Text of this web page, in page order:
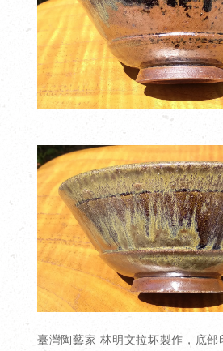
臺灣陶藝家 林明文拉坏製作，底部